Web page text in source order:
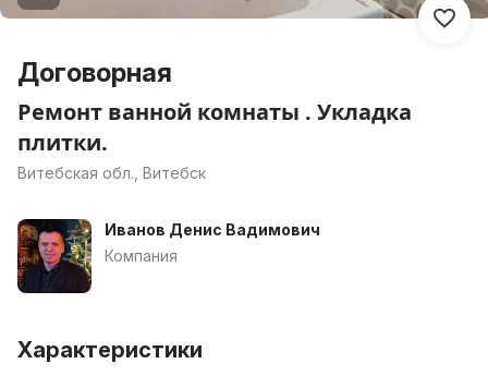
Договорная
Ремонт ванной комнаты . Укладка
плитки.
Витебская обл., Витебск
Иванов Денис Вадимович
Компания
Характеристики